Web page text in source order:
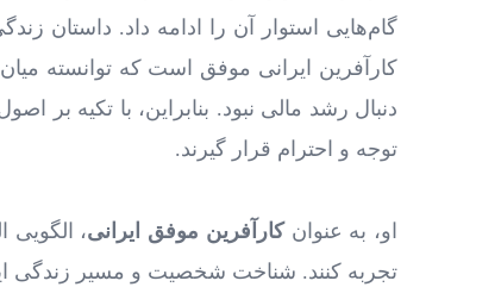
گام‌هایی استوار آن را ادامه داد. داستان
کارآفرین ایرانی موفق است که توانسته
دنبال رشد مالی نبود. بنابراین، با تکیه بر
توجه و احترام قرار گیرند.
او، به عنوانکارآفرین موفق ایرانی،
تجربه کنند. شناخت شخصیت و مسیر زندگی